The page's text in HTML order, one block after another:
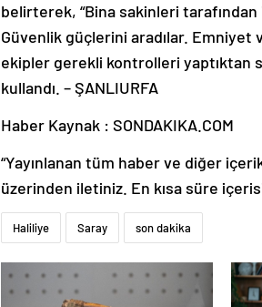
belirterek, “Bina sakinleri
Güvenlik güçlerini aradılar. Emniyet
ekipler gerekli kontrolleri yaptıktan
kullandı. – ŞANLIURFA
Haber Kaynak : SONDAKIKA.COM
“Yayınlanan tüm haber ve diğer
üzerinden iletiniz. En kısa süre
Haliliye Saray son dakika